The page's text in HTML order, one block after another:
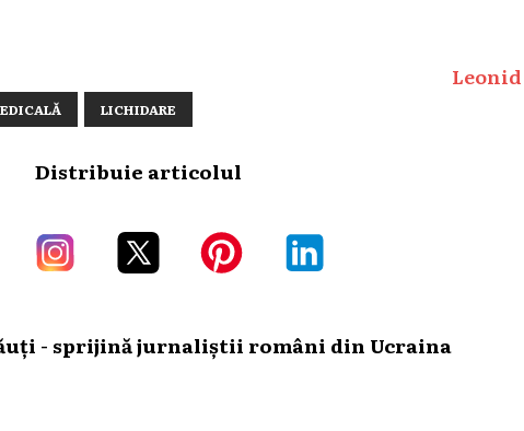
LICHIDARE
Distribuie articolul
- sprijină jurnaliștii români din Ucraina